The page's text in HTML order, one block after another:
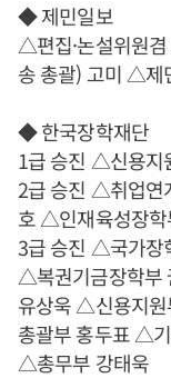
◆ 제민일보
△편집·논설위원
송 총괄) 고미 △제
◆ 한국장학재단
1급 승진 △신용지
2급 승진 △취업연
호 △인재육성장
3급 승진 △국가장
△복권기금장학부
유상욱 △신용지
총괄부 홍두표 △
△총무부 강태욱